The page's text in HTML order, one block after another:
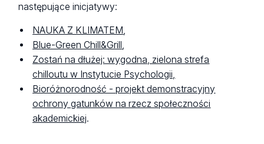
następujące inicjatywy:
NAUKA Z KLIMATEM,
Blue-Green Chill&Grill ,
Zostań na dłużej: wygodna, zielona strefa
chilloutu w Instytucie Psychologii,
Bioróżnorodność - projekt demonstracyjny
ochrony gatunków na rzecz społeczności
akademickiej.